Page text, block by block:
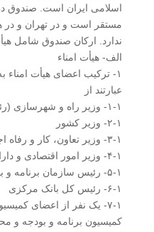
اسلامی ایران است. صندوق
مستقر است و در تهران و در
ندارد. ارکان صندوق شامل
الف- هیأت امناء
۱- ترکیب اعضای هیأت امناء
عبارتند از
۱-۱- وزیر راه و شهرسازی (رئیس هیأت امنای صندوقی)
۲-۱- وزیر کشور
۳-۱- وزیر تعاون، کار و رفاه اجتماعی
۴-۱- وزیر امور اقتصادی و دارایی
۵-۱- رئیس سازمان برنامه و بودجه کشور
۶-۱- رئیس کل بانک مرکزی
۷-۱- یک نفر از اعضای
کمیسیون برنامه و بودجه و